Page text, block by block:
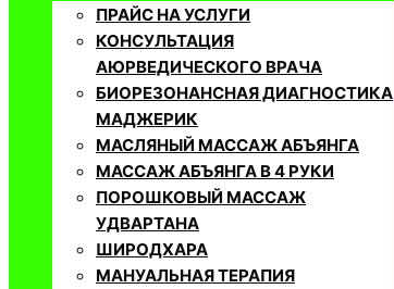
ПРАЙС НА УСЛУГИ
КОНСУЛЬТАЦИЯ
АЮРВЕДИЧЕСКОГО ВРАЧА
БИОРЕЗОНАНСНАЯ ДИАГНОСТИКА
МАДЖЕРИК
МАСЛЯНЫЙ МАССАЖ АБЪЯНГА
МАССАЖ АБЪЯНГА В 4 РУКИ
ПОРОШКОВЫЙ МАССАЖ
УДВАРТАНА
ШИРОДХАРА
МАНУАЛЬНАЯ ТЕРАПИЯ